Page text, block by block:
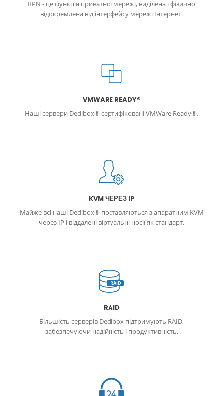
RPN - це функція приватної мережі, виділена і фізично
відокремлена від інтерфейсу мережі Інтернет.
VMWARE READY®
Наші сервери Dedibox® сертифіковані VMWare Ready®.
KVM ЧЕРЕЗ IP
Майже всі наші Dedibox® поставляються з апаратним KVM
через IP і віддалені віртуальні носії як стандарт.
RAID
RAID
Більшість серверів Dedibox підтримують RAID,
забезпечуючи надійність і продуктивність.